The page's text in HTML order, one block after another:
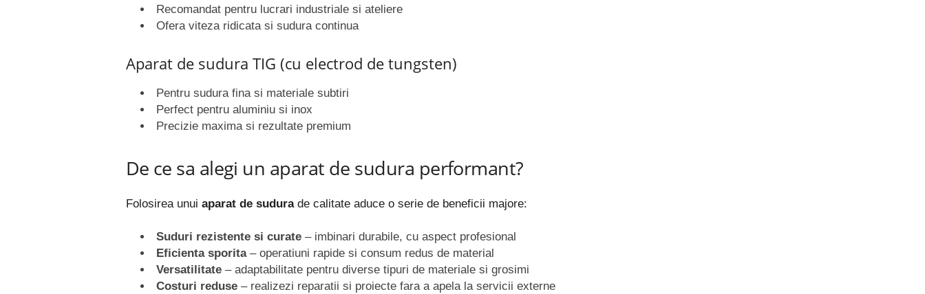
Recomandat pentru lucrari industriale si ateliere
Ofera viteza ridicata si sudura continua
Aparat de sudura TIG (cu electrod de tungsten)
Pentru sudura fina si materiale subtiri
Perfect pentru aluminiu si inox
Precizie maxima si rezultate premium
De ce sa alegi un aparat de sudura performant?
Folosirea unui aparat de sudurade calitate aduce o serie de beneficii majore:
Suduri rezistente si curate– imbinari durabile, cu aspect profesional
Eficienta sporita– operatiuni rapide si consum redus de material
Versatilitate– adaptabilitate pentru diverse tipuri de materiale si grosimi
Costuri reduse– realizezi reparatii si proiecte fara a apela la servicii externe